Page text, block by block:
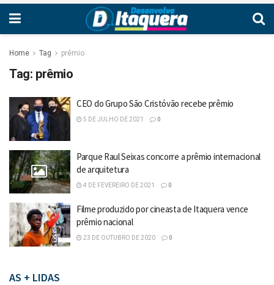
Home Tag prêmio
Tag: prêmio
CEO do Grupo São Cristóvão recebe prêmio
5 DE JULHO DE 2021 0
Parque Raul Seixas concorre a prêmio internacional
de arquitetura
4 DE FEVEREIRO DE 2021 0
Filme produzido por cineasta de Itaquera vence
prêmio nacional
23 DE OUTUBRO DE 2020 0
AS + LIDAS